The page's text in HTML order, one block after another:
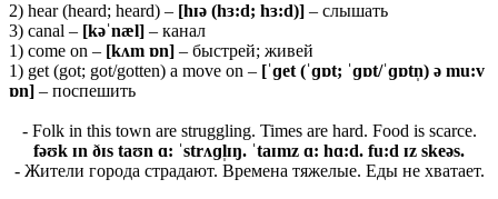
2) hear (heard; heard) – [hɪə (hɜ:d; hɜ:d)] – слышать
3) canal – [kəˈnæl] – канал
1) come on – [kʌm ɒn] – быстрей; живей
1) get (got; got/gotten) a move on – [ˈɡet (ˈɡɒt; ˈɡɒt/ˈɡɒtn̩) ə mu:v
ɒn] – поспешить
- Folk in this town are struggling. Times are hard. Food is scarce.
fəʊk ɪn ðɪs taʊn ɑ: ˈstrʌɡl̩ɪŋ. ˈtaɪmz ɑ: hɑ:d. fu:d ɪz skeəs.
- Жители города страдают. Времена тяжелые. Еды не хватает.